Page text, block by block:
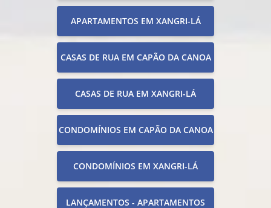
APARTAMENTOS EM XANGRI-LÁ
CASAS DE RUA EM CAPÃO DA CANOA
CASAS DE RUA EM XANGRI-LÁ
CONDOMÍNIOS EM CAPÃO DA CANOA
CONDOMÍNIOS EM XANGRI-LÁ
LANÇAMENTOS - APARTAMENTOS